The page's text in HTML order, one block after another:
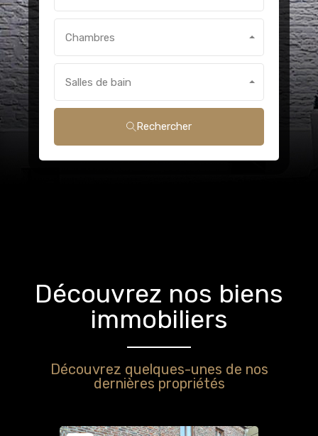
Chambres
Salles de bain
Rechercher
Découvrez nos biens
immobiliers
Découvrez quelques-unes de nos
dernières propriétés